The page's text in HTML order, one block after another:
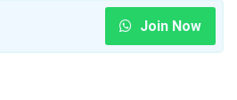
Join Now